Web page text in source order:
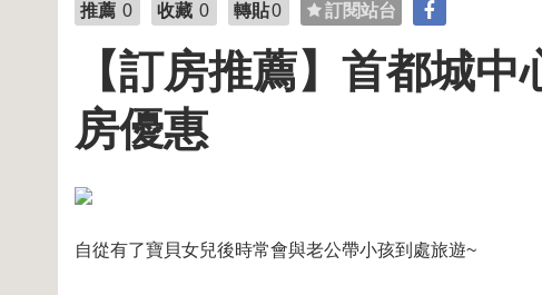
推薦 0 收藏 0 轉貼0 訂閱站台
【訂房推薦】首都城
房優惠
自從有了寶貝女兒後時常會與老公帶小孩到處旅遊~